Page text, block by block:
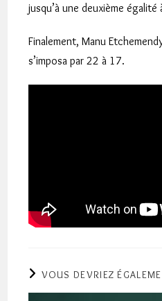
jusqu’à une deuxième égalité
Finalement, Manu
s’imposa par 22 à 17.
VOUS DEVRIEZ